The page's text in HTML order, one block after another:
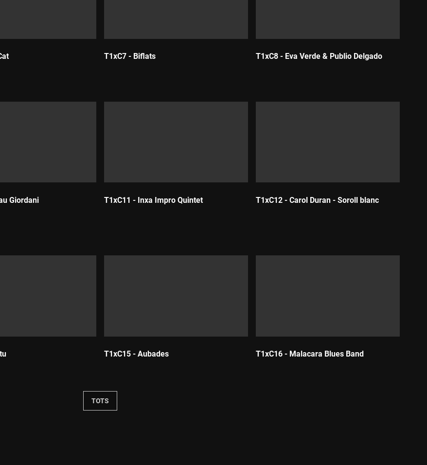
T1xC7 - Biflats T1xC8 - Eva Verde & Publio Delgado
Giordani T1xC11 - Inxa Impro Quintet T1xC12 - Carol Duran - Soroll blanc
T1xC15 - Aubades T1xC16 - Malacara Blues Band
TOTS